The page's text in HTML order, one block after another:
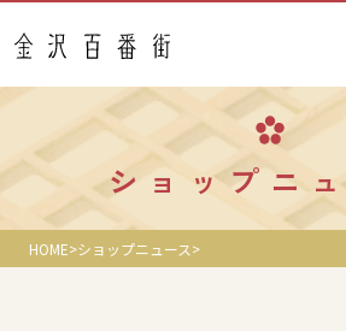
フロアガイド
あんと
Rinto
ショップニ
HOME ショップニュース